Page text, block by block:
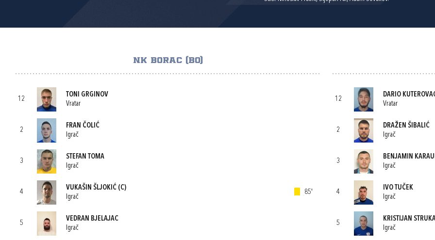
NK BORAC (BO)
12
TONI GRGINOV
Vratar
2
FRAN ČOLIĆ
Igrač
3
STEFAN TOMA
Igrač
4
VUKAŠIN ŠLJOKIĆ (C)
Igrač
85'
5
VEDRAN BJELAJAC
Igrač
12
DARIO
Vratar
2
DRAŽEN ŠIBALIĆ
Igrač
3
BENJAMIN
Igrač
4
IVO TUČEK
Igrač
5
KRISTIJAN
Igrač